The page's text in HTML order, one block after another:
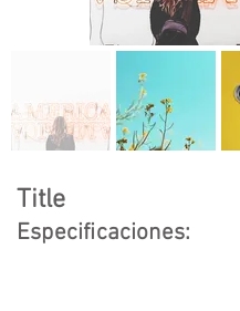
Title
Especificaciones: